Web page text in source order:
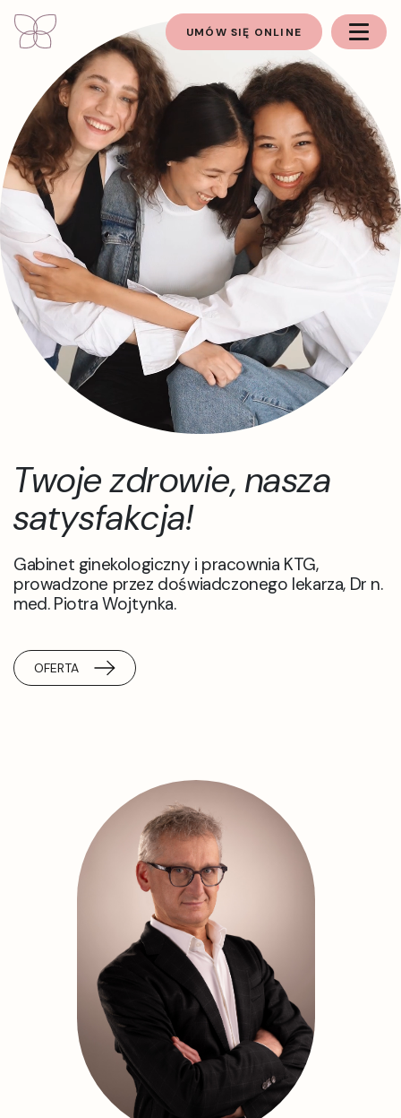
UMÓW SIĘ ONLINE
Twoje zdrowie, nasza
satysfakcja!
Gabinet ginekologiczny i pracownia KTG,
prowadzone przez doświadczonego lekarza, Dr n.
med. Piotra Wojtynka.
OFERTA